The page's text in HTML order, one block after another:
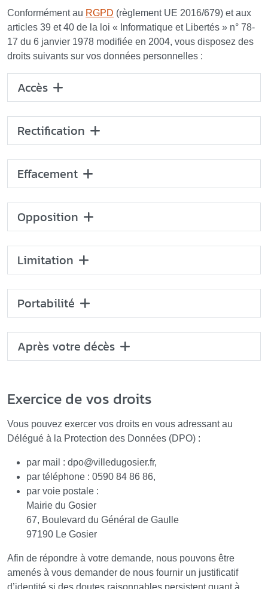
Conformément au RGPD (règlement UE 2016/679) et aux
articles 39 et 40 de la loi « Informatique et Libertés » n° 78-
17 du 6 janvier 1978 modifiée en 2004, vous disposez des
droits suivants sur vos données personnelles :
Accès
Rectification
Effacement
Opposition
Limitation
Portabilité
Après votre décès
Exercice de vos droits
Vous pouvez exercer vos droits en vous adressant au
Délégué à la Protection des Données (DPO) :
par mail : dpo@villedugosier.fr,
par téléphone : 0590 84 86 86,
par voie postale :
Mairie du Gosier
67, Boulevard du Général de Gaulle
97190 Le Gosier
Afin de répondre à votre demande, nous pouvons être
amenés à vous demander de nous fournir un justificatif